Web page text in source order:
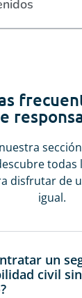
disfrutar de
igual.
un
civil